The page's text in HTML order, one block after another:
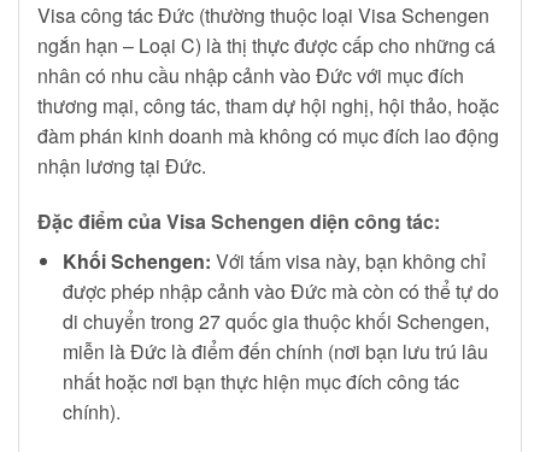
Visa công tác Đức (thường thuộc loại Visa Schengen
ngắn hạn – Loại C) là thị thực được cấp cho những cá
nhân có nhu cầu nhập cảnh vào Đức với mục đích
thương mại, công tác, tham dự hội nghị, hội thảo, hoặc
đàm phán kinh doanh mà không có mục đích lao động
nhận lương tại Đức.
Đặc điểm của Visa Schengen diện công tác:
Khối Schengen: Với tấm visa này, bạn không chỉ
được phép nhập cảnh vào Đức mà còn có thể tự do
di chuyển trong 27 quốc gia thuộc khối Schengen,
miễn là Đức là điểm đến chính (nơi bạn lưu trú lâu
nhất hoặc nơi bạn thực hiện mục đích công tác
chính).